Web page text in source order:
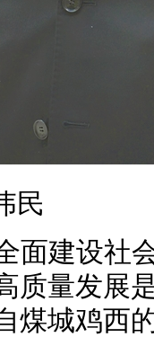
民
面建设社
质量发展
煤城鸡西